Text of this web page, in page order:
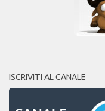
ISCRIVITI AL CANALE